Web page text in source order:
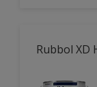
Rubbol XD